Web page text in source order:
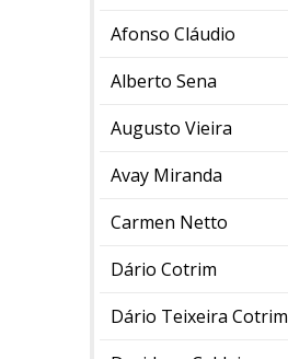
Afonso Cláudio
Alberto Sena
Augusto Vieira
Avay Miranda
Carmen Netto
Dário Cotrim
Dário Teixeira Cotrim